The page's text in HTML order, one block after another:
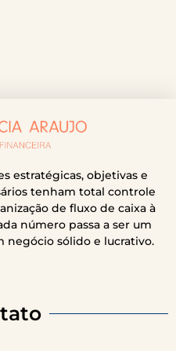
estratégicas, objetivas e
tenham total controle
de fluxo de caixa à
número passa a ser um
negócio sólido e lucrativo.